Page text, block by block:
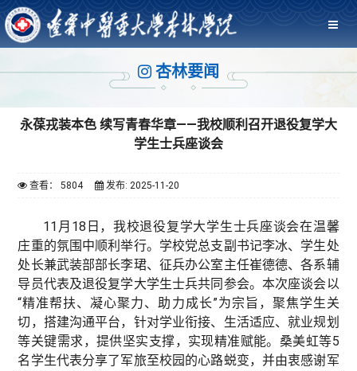
杏林要闻
永葆戎装本色 续写青春华章——我校顺利召开退役复学大
学生士兵座谈会
查看： 5804 发布: 2025-11-20
11月18日，我校退役复学大学生士兵座谈会在温馨
庄重的氛围中顺利举行。学校党总支副书记李冰、学生处
处长兼武装部部长李珺、征兵办公室主任崔德德、各系辅
导员代表及退役复学大学生士兵共同参会。本次座谈会以
“精准帮扶、凝心聚力、助力成长”为宗旨，聚焦学生关
切，搭建沟通平台，针对学业衔接、生活适应、就业规划
等关键需求，提供坚实支撑，实现精准赋能。桑美虹等5
名学生代表分享了军旅至校园的心路蜕变，并由衷感谢军